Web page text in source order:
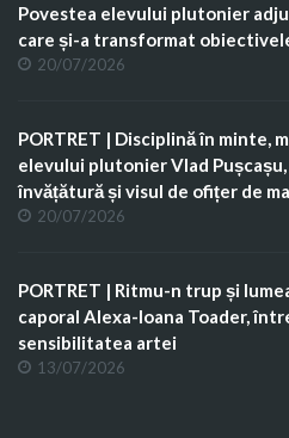
Povestea elevului plutonier
care și-a transformat
20/07/2026
PORTRET | Disciplină în minte,
elevului plutonier Vlad
învățătură și visul de ofițer de
20/07/2026
PORTRET | Ritmu-n trup și
caporal Alexa-Ioana Toader,
sensibilitatea artei
13/07/2026